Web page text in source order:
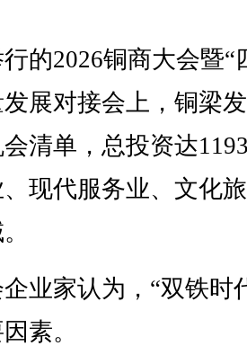
2026铜商大会暨“
展对接会上，铜梁
清单，总投资达
现代服务业、文化
家认为，“双铁时
素。